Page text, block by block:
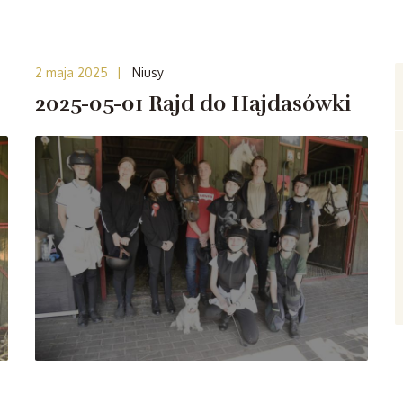
2 maja 2025 | Niusy
2025-05-01 Rajd do Hajdasówki